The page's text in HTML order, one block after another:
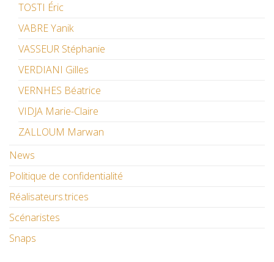
TOSTI Éric
VABRE Yanik
VASSEUR Stéphanie
VERDIANI Gilles
VERNHES Béatrice
VIDJA Marie-Claire
ZALLOUM Marwan
News
Politique de confidentialité
Réalisateurs.trices
Scénaristes
Snaps